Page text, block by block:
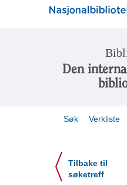
Den
Søk Verkliste
Tilbake til
søketreff